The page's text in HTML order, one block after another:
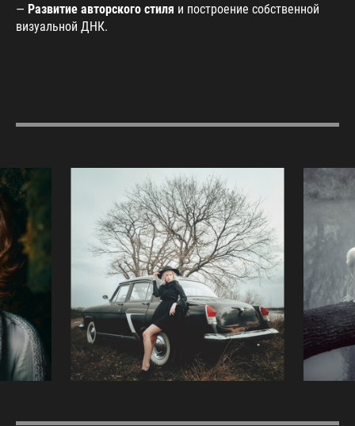
— Развитие авторского стиля и построение собственной
визуальной ДНК.